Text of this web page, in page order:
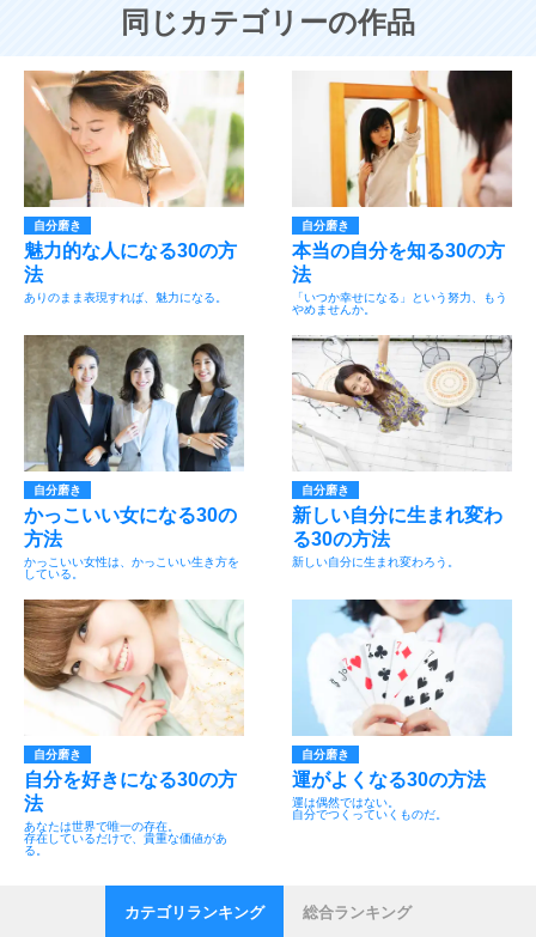
同じカテゴリーの作品
自分磨き
魅力的な人になる30の方
法
ありのまま表現すれば、魅力になる。
自分磨き
本当の自分を知る30の方
法
「いつか幸せになる」という努力、もう
やめませんか。
自分磨き
かっこいい女になる30の
方法
かっこいい女性は、かっこいい生き方を
している。
自分磨き
新しい自分に生まれ変わ
る30の方法
新しい自分に生まれ変わろう。
自分磨き
自分を好きになる30の方
法
あなたは世界で唯一の存在。
存在しているだけで、貴重な価値があ
る。
自分磨き
運がよくなる30の方法
運は偶然ではない。
自分でつくっていくものだ。
カテゴリランキング 総合ランキング